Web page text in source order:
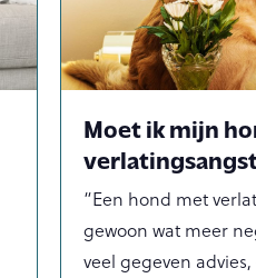
Moet ik mijn
“Een hond met
gewoon wat meer
veel gegeven